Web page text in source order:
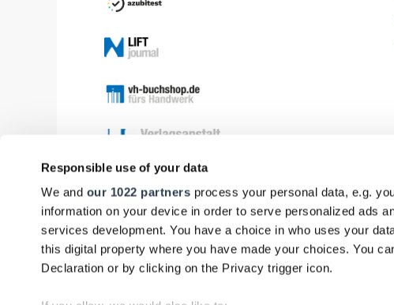
Responsible use of your data
We and our 1022 partners process your personal data, e.g.
information on your device in order to serve personalized ads
services development. You have a choice in who uses your
this digital property where you have made your choices. You
Declaration or by clicking on the Privacy trigger icon.